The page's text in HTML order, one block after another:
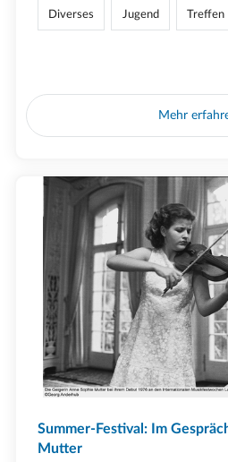
Diverses Jugend Treffen
Mehr
Summer-Festival: Im
Mutter